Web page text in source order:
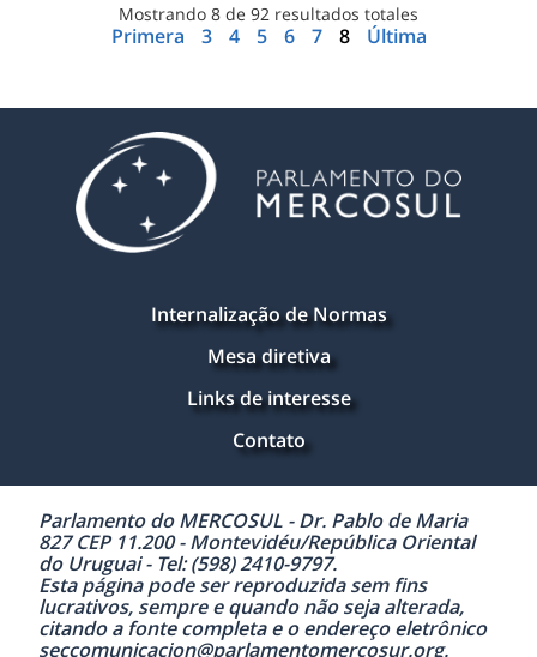
Mostrando 8 de 92 resultados totales
Primera 3 4 5 6 7 8 Última
Internalização de Normas
Mesa diretiva
Links de interesse
Contato
Parlamento do MERCOSUL - Dr. Pablo de Maria
827 CEP 11.200 - Montevidéu/República Oriental
do Uruguai - Tel: (598) 2410-9797.
Esta página pode ser reproduzida sem fins
lucrativos, sempre e quando não seja alterada,
citando a fonte completa e o endereço eletrônico
seccomunicacion@parlamentomercosur.org.